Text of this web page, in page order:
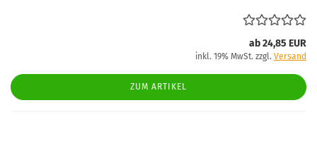
ab 24,85 EUR
inkl. 19% MwSt. zzgl. Versand
ZUM ARTIKEL